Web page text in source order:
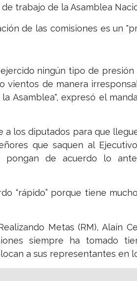
trabajo de la Asamblea
de las comisiones es un
ningún tipo de
vientos de manera
Asamblea", expresó el
a los diputados para que
que saquen al
de acuerdo lo
“rápido” porque tiene
Metas (RM), Alaín
siempre ha tomado
a sus representantes en